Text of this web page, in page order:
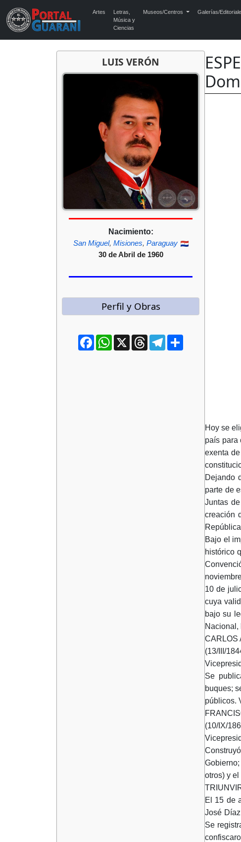
Artes
Letras,
Música y
Ciencias
Museos/Centros Galerías/
LUIS VERÓN
Nacimiento:
San Miguel, Misiones, Paraguay
30 de Abril de 1960
Perfil y Obras
FacebookWhatsApp
X ThreadsTelegram
Hoy se
país para
exenta
Dejando
parte de
Juntas
creación
Bajo el
histórico
10 de
cuya
bajo su
Nacional,
CARLOS
(13/III/
Se
buques;
públicos.
(10/IX/
otros) y el
El 15 de
José
Se